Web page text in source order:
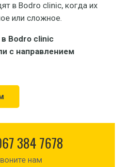
в Bodro clinic, когда их
или сложное.
Bodro clinic
с направлением
384 7678
нам